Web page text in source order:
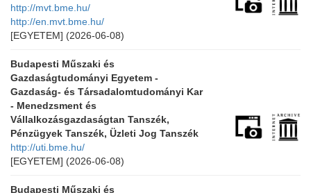
http://mvt.bme.hu/
http://en.mvt.bme.hu/
[EGYETEM] (2026-06-08)
Budapesti Műszaki és
Gazdaságtudományi Egyetem -
Gazdaság- és Társadalomtudományi Kar
- Menedzsment és
Vállalkozásgazdaságtan Tanszék,
Pénzügyek Tanszék, Üzleti Jog Tanszék
http://uti.bme.hu/
[EGYETEM] (2026-06-08)
Budapesti Műszaki és